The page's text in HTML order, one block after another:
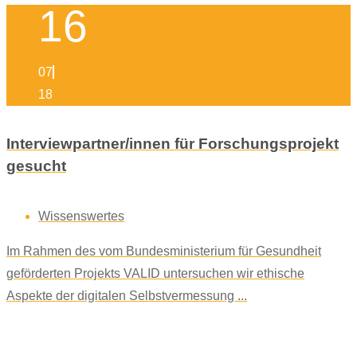
16
07
18
Interviewpartner/innen für Forschungsprojekt
gesucht
Wissenswertes
Im Rahmen des vom Bundesministerium für Gesundheit
geförderten Projekts VALID untersuchen wir ethische
Aspekte der digitalen Selbstvermessung ...